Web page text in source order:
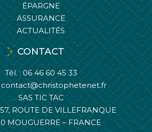
ÉPARGNE
ASSURANCE
ACTUALITÉS
CONTACT
Tél. : 06 46 60 45 33
contact@christophetenet.fr
SAS TIC TAC
ROUTE DE VILLEFRANQUE
MOUGUERRE – FRANCE